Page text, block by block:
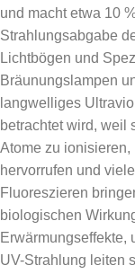
und macht etwa 10
Strahlungsabgabe
Lichtbögen und
Bräunungslampen
langwelliges
betrachtet wird, weil
Atome zu
hervorrufen und
Fluoreszieren
biologischen
Erwärmungseffekte,
UV-Strahlung leiten